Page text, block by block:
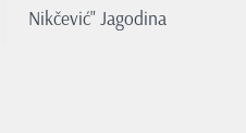
Nikčević" Jаgodinа